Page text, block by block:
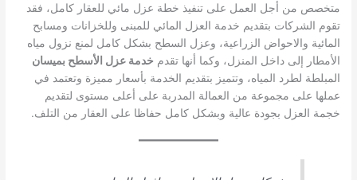
متخصص من أجل العمل على تنفيذ خطة عزل مائي للعقار كامل، فقد
تقوم الشركات بتقديم خدمة العزل المائي للمبنى وللخزانات ومسابح
المائية والاحواض الزراعية، وعزل السطح بشكل كامل لمنع نزول مياه
الأمطار إلى داخل المنزل، وكما أنها تقدم خدمة عزل الأسطح بميسان
المبلطة لطرد المياه، وتتميز بتقديم الخدمة بأسعار مميزة وتعتمد في
عملها على مجموعة من العمالة المدربة على أعلى مستوى لتقديم
خجمة العزل بجودة عالية وبشكل كامل حفاظا على العقار من التلف.